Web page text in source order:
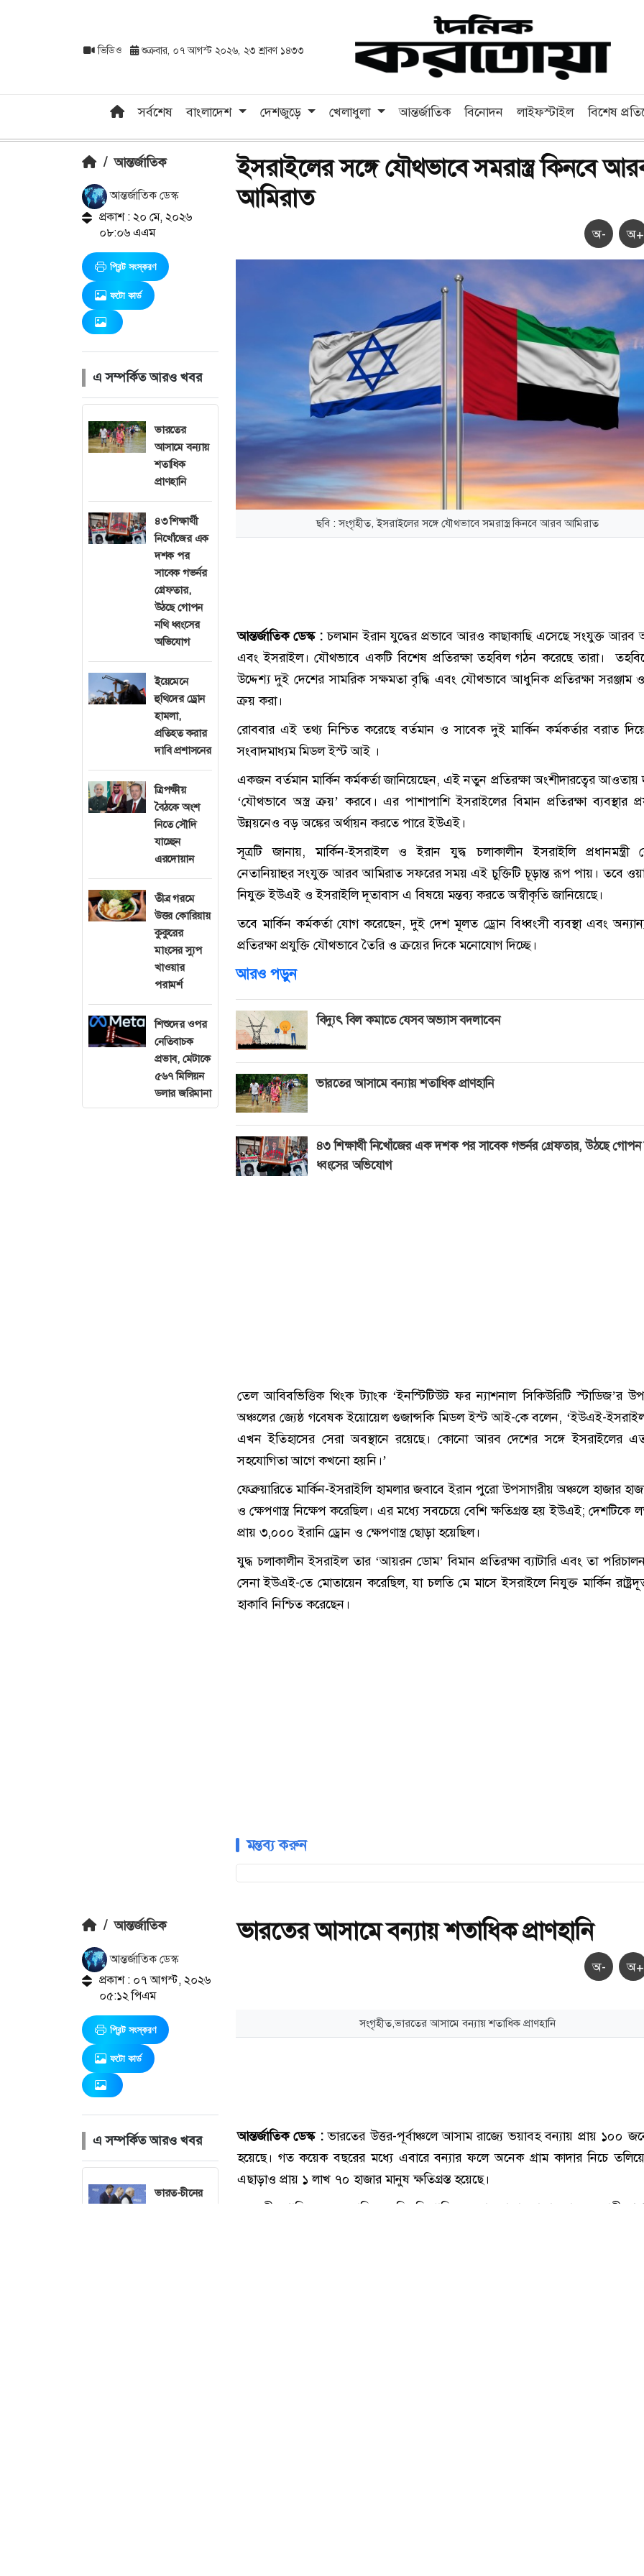
ভিডিও শুক্রবার, ০৭ আগস্ট ২০২৬, ২৩ শ্রাবণ ১৪৩৩
সর্বশেষ বাংলাদেশ দেশজুড়ে খেলাধুলা আন্তর্জাতিক বিনোদন লাইফস্টাইল বিশেষ
/ আন্তর্জাতিক
আন্তর্জাতিক ডেস্ক
প্রকাশ : ২০ মে, ২০২৬
০৮:০৬ এএম
প্রিন্ট সংস্করণ
ফটো কার্ড
এ সম্পর্কিত আরও খবর
ভারতের
আসামে বন্যায়
শতাধিক
প্রাণহানি
৪৩ শিক্ষার্থী
নিখোঁজের এক
দশক পর
সাবেক গভর্নর
গ্রেফতার,
উঠছে গোপন
নথি ধ্বংসের
অভিযোগ
ইয়েমেনে
হুথিদের ড্রোন
হামলা,
প্রতিহত করার
দাবি প্রশাসনের
ত্রিপক্ষীয়
বৈঠকে অংশ
নিতে সৌদি
যাচ্ছেন
এরদোয়ান
তীব্র গরমে
উত্তর কোরিয়ায়
কুকুরের
মাংসের স্যুপ
খাওয়ার
পরামর্শ
শিশুদের ওপর
নেতিবাচক
প্রভাব, মেটাকে
৫৬৭ মিলিয়ন
ডলার জরিমানা
ইসরাইলের সঙ্গে যৌথভাবে সমরাস্ত্র কিনবে
আমিরাত
অ- অ+
ছবি : সংগৃহীত, ইসরাইলের সঙ্গে যৌথভাবে সমরাস্ত্র কিনবে আরব আমিরাত
আন্তর্জাতিক ডেস্ক:চলমান ইরান যুদ্ধের প্রভাবে আরও কাছাকাছি এসেছে সংযুক্ত আরব
এবং ইসরাইল। যৌথভাবে একটি বিশেষ প্রতিরক্ষা তহবিল গঠন করেছে তারা।
উদ্দেশ্য দুই দেশের সামরিক সক্ষমতা বৃদ্ধি এবং যৌথভাবে আধুনিক প্রতিরক্ষা সরঞ্জাম ও
ক্রয় করা।
রোববার এই তথ্য নিশ্চিত করেছে বর্তমান ও সাবেক দুই মার্কিন কর্মকর্তার বরাত দিয়ে
সংবাদমাধ্যম মিডল ইস্ট আই ।
একজন বর্তমান মার্কিন কর্মকর্তা জানিয়েছেন, এই নতুন প্রতিরক্ষা অংশীদারত্বের
‘যৌথভাবে অস্ত্র ক্রয়’ করবে। এর পাশাপাশি ইসরাইলের বিমান প্রতিরক্ষা ব্যবস্থার
উন্নয়নেও বড় অঙ্কের অর্থায়ন করতে পারে ইউএই।
সূত্রটি জানায়, মার্কিন-ইসরাইল ও ইরান যুদ্ধ চলাকালীন ইসরাইলি প্রধানমন্ত্রী
নেতানিয়াহুর সংযুক্ত আরব আমিরাত সফরের সময় এই চুক্তিটি চূড়ান্ত রূপ পায়। তবে
নিযুক্ত ইউএই ও ইসরাইলি দূতাবাস এ বিষয়ে মন্তব্য করতে অস্বীকৃতি জানিয়েছে।
তবে মার্কিন কর্মকর্তা যোগ করেছেন, দুই দেশ মূলত ড্রোন বিধ্বংসী ব্যবস্থা এবং
প্রতিরক্ষা প্রযুক্তি যৌথভাবে তৈরি ও ক্রয়ের দিকে মনোযোগ দিচ্ছে।
আরও পড়ুন
বিদ্যুৎ বিল কমাতে যেসব অভ্যাস বদলাবেন
ভারতের আসামে বন্যায় শতাধিক প্রাণহানি
৪৩ শিক্ষার্থী নিখোঁজের এক দশক পর সাবেক গভর্নর গ্রেফতার, উঠছে গোপন
ধ্বংসের অভিযোগ
তেল আবিবভিত্তিক থিংক ট্যাংক ‘ইনস্টিটিউট ফর ন্যাশনাল সিকিউরিটি স্টাডিজ’র
অঞ্চলের জ্যেষ্ঠ গবেষক ইয়োয়েল গুজান্সকি মিডল ইস্ট আই-কে বলেন, ‘ইউএই-
এখন ইতিহাসের সেরা অবস্থানে রয়েছে। কোনো আরব দেশের সঙ্গে ইসরাইলের
সহযোগিতা আগে কখনো হয়নি।’
ফেব্রুয়ারিতে মার্কিন-ইসরাইলি হামলার জবাবে ইরান পুরো উপসাগরীয় অঞ্চলে হাজার
ও ক্ষেপণাস্ত্র নিক্ষেপ করেছিল। এর মধ্যে সবচেয়ে বেশি ক্ষতিগ্রস্ত হয় ইউএই; দেশটিকে
প্রায় ৩,০০০ ইরানি ড্রোন ও ক্ষেপণাস্ত্র ছোড়া হয়েছিল।
যুদ্ধ চলাকালীন ইসরাইল তার ‘আয়রন ডোম’ বিমান প্রতিরক্ষা ব্যাটারি এবং তা
সেনা ইউএই-তে মোতায়েন করেছিল, যা চলতি মে মাসে ইসরাইলে নিযুক্ত মার্কিন
হাকাবি নিশ্চিত করেছেন।
মন্তব্য করুন
/ আন্তর্জাতিক
আন্তর্জাতিক ডেস্ক
প্রকাশ : ০৭ আগস্ট, ২০২৬
০৫:১২ পিএম
প্রিন্ট সংস্করণ
ফটো কার্ড
এ সম্পর্কিত আরও খবর
ভারত-চীনের
ভারতের আসামে বন্যায় শতাধিক প্রাণহানি
অ- অ+